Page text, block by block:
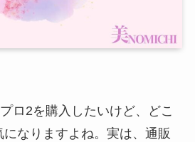
ロ2を購入したいけど、どこ
なりますよね。実は、通販